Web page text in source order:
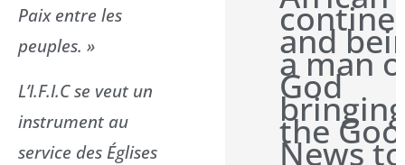
Paix entre les
peuples. »
L’I.F.I.C se veut un
instrument au
service des Églises
and
a man
God
the
News to